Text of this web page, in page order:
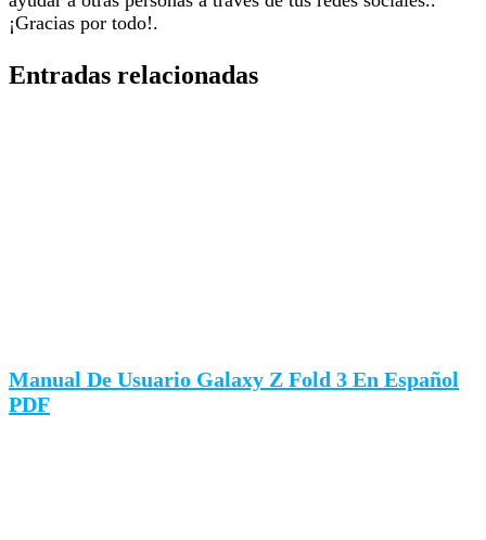
¡Gracias por todo!.
Entradas relacionadas
Manual De Usuario Galaxy Z Fold 3 En Español
PDF